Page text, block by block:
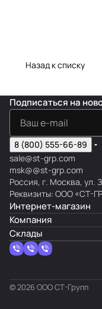
Назад к списку
Подписаться на
8 (800) 555-66-89
sale@st-grp.com
msk@@st-grp.com
Россия, г. Москва, ул.
Реквизиты: ООО «СТ-
Интернет-магазин
Компания
Склады
© 2026 ООО СТ-Групп